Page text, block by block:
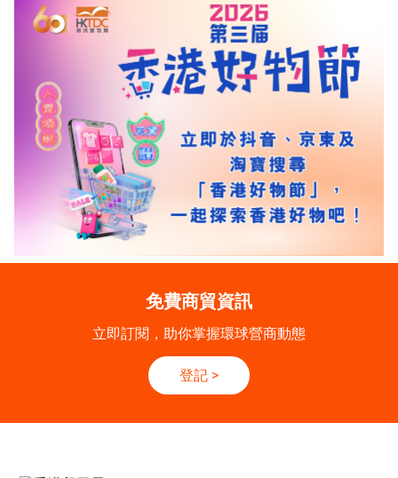
免費商貿資訊
立即訂閱，助你掌握環球營商動態
登記 >